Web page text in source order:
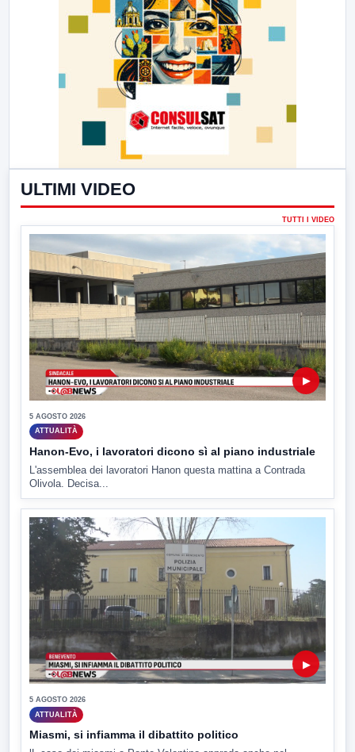
ULTIMI VIDEO
TUTTI I VIDEO
▶
5 AGOSTO 2026
ATTUALITÀ
Hanon-Evo, i lavoratori dicono sì al piano industriale
L'assemblea dei lavoratori Hanon questa mattina a Contrada
Olivola. Decisa...
▶
5 AGOSTO 2026
ATTUALITÀ
Miasmi, si infiamma il dibattito politico